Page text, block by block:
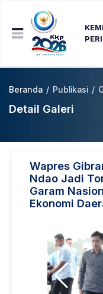
Beranda / Publikasi /
Detail Galeri
Wapres
Ndao Jadi
Garam
Ekonomi